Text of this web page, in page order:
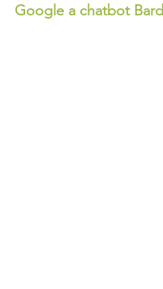
Google a chatbot Bard